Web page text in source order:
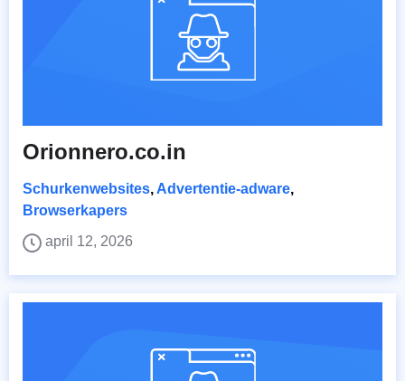
Orionnero.co.in
Schurkenwebsites, Advertentie-adware,
Browserkapers
april 12, 2026